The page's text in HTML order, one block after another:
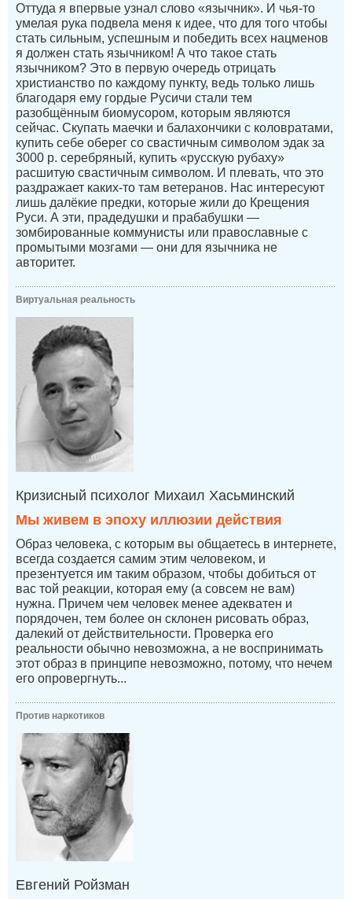
Оттуда я впервые узнал слово «язычник». И чья-то
умелая рука подвела меня к идее, что для того чтобы
стать сильным, успешным и победить всех нацменов
я должен стать язычником! А что такое стать
язычником? Это в первую очередь отрицать
христианство по каждому пункту, ведь только лишь
благодаря ему гордые Русичи стали тем
разобщённым биомусором, которым являются
сейчас. Скупать маечки и балахончики с коловратами,
купить себе оберег со свастичным символом эдак за
3000 р. серебряный, купить «русскую рубаху»
расшитую свастичным символом. И плевать, что это
раздражает каких-то там ветеранов. Нас интересуют
лишь далёкие предки, которые жили до Крещения
Руси. А эти, прадедушки и прабабушки —
зомбированные коммунисты или православные с
промытыми мозгами — они для язычника не
авторитет.
Виртуальная реальность
Кризисный психолог Михаил Хасьминский
Мы живем в эпоху иллюзии действия
Образ человека, с которым вы общаетесь в интернете,
всегда создается самим этим человеком, и
презентуется им таким образом, чтобы добиться от
вас той реакции, которая ему (а совсем не вам)
нужна. Причем чем человек менее адекватен и
порядочен, тем более он склонен рисовать образ,
далекий от действительности. Проверка его
реальности обычно невозможна, а не воспринимать
этот образ в принципе невозможно, потому, что нечем
его опровергнуть...
Против наркотиков
Евгений Ройзман